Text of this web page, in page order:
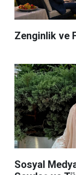
Zenginlik ve
Sosyal